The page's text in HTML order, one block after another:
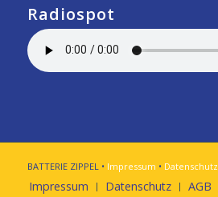
Radiospot
BATTERIE ZIPPEL • Impressum • Datenschutz
Impressum Datenschutz AGB